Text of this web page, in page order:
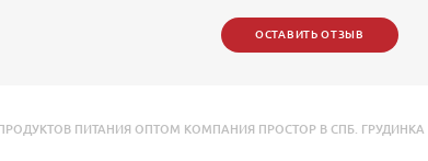
ОСТАВИТЬ ОТЗЫВ
ПИТАНИЯ ОПТОМ КОМПАНИЯ ПРОСТОР В СПБ. ГРУДИНКА